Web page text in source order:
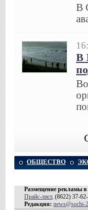
В
В
ОБЩЕСТВО
Размещение рекламы
Прайс-лист, (8622) 37-
Редакция: news@sochi-